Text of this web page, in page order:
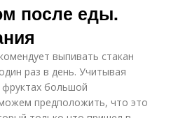
после еды.
выпивать стакан
раз в день. Учитывая
фруктах большой
предположить, что это